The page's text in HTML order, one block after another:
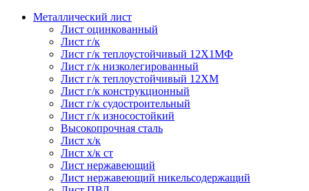
Металлический лист
Лист оцинкованный
Лист г/к
Лист г/к теплоустойчивый 12Х1МФ
Лист г/к низколегированный
Лист г/к теплоустойчивый 12ХМ
Лист г/к конструкционный
Лист г/к судостроительный
Лист г/к износостойкий
Высокопрочная сталь
Лист х/к
Лист х/к ст
Лист нержавеющий
Лист нержавеющий никельсодержащий